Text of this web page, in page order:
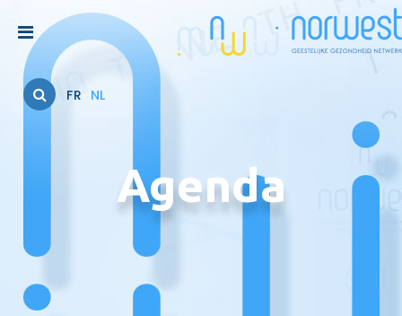
FR NL
Agenda